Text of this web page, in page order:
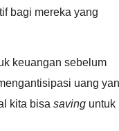
bagi mereka yang
keuangan sebelum
uang
kita bisa saving untuk